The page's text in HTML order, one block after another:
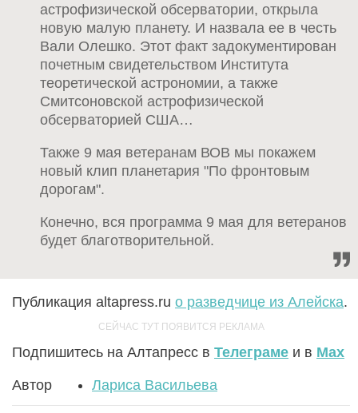
астрофизической обсерватории, открыла
новую малую планету. И назвала ее в честь
Вали Олешко. Этот факт задокументирован
почетным свидетельством Института
теоретической астрономии, а также
Смитсоновской астрофизической
обсерваторией США…
Также 9 мая ветеранам ВОВ мы покажем
новый клип планетария "По фронтовым
дорогам".
Конечно, вся программа 9 мая для ветеранов
будет благотворительной.
Публикация altapress.ru о разведчице из Алейска.
Подпишитесь на Алтапресс в Телеграме и в Max
Автор Лариса Васильева